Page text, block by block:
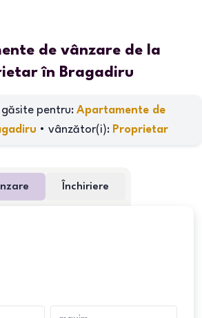
de vânzare de la
în Bragadiru
pentru: Apartamente de
• vânzător(i): Proprietar
Închiriere